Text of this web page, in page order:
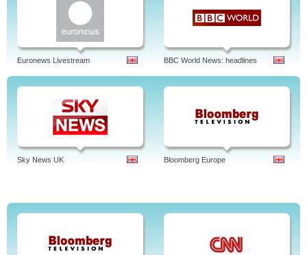
Euronews Livestream BBC World News: headlines
Sky News UK Bloomberg Europe